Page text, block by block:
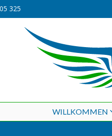
325
WILLKOMMEN